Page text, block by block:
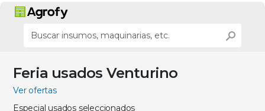
Feria usados Venturino
Ver ofertas
Especial usados seleccionados